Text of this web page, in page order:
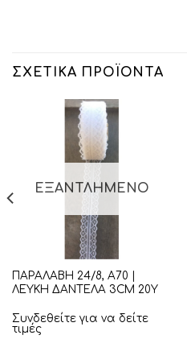
ΣΧΕΤΙΚΆ ΠΡΟΪΌΝΤΑ
ΕΞΑΝΤΛΗΜΈΝΟ
ΠΑΡΑΛΑΒΗ 24/8, Α70 |
ΛΕΥΚΗ ΔΑΝΤΕΛΑ 3CM 20Υ
Συνδεθείτε για να δείτε
τιμές